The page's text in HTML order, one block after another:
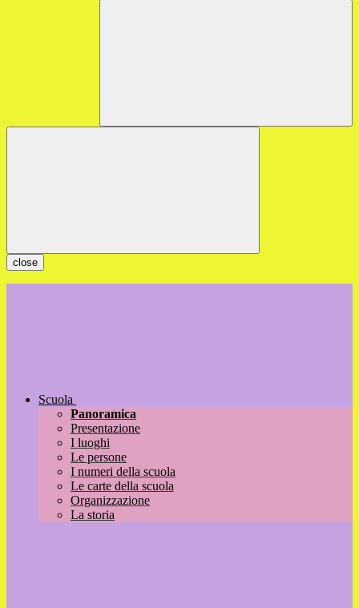
close
Scuola
Panoramica
Presentazione
I luoghi
Le persone
I numeri della scuola
Le carte della scuola
Organizzazione
La storia